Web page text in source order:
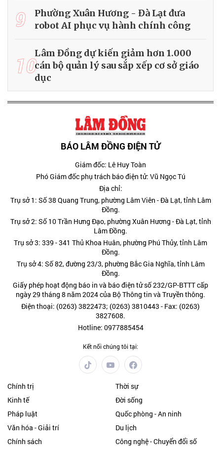
9
Phường Xuân Hương - Đà Lạt đưa
robot AI phục vụ hành chính công
10Lâm Đồng dự kiến giảm hơn 1.000
cán bộ quản lý sau sắp xếp cơ sở giáo
dục
BÁO LÂM ĐỒNG ĐIỆN TỬ
Giám đốc: Lê Huy Toàn
Phó Giám đốc phụ trách báo điện tử: Vũ Ngọc Tú
Địa chỉ:
Trụ sở 1: Số 38 Quang Trung, phường Lâm Viên - Đà Lạt, tỉnh Lâm
Đồng.
Trụ sở 2: Số 10 Trần Hưng Đạo, phường Xuân Hương - Đà Lạt, tỉnh
Lâm Đồng.
Trụ sở 3: 339 - 341 Thủ Khoa Huân, phường Phú Thủy, tỉnh Lâm
Đồng.
Trụ sở 4: Số 82, đường 23/3, phường Bắc Gia Nghĩa, tỉnh Lâm
Đồng.
Giấy phép hoạt động báo in và báo điện tử số 232/GP-BTTT cấp
ngày 29 tháng 8 năm 2024 của Bộ Thông tin và Truyền thông.
Điện thoại: (0263) 3822473; (0263) 3810443 - Fax: (0263)
3827608.
Hotline: 0977885454
Kết nối chúng tôi tại:
Chính trị
Thời sự
Kinh tế
Đời sống
Pháp luật
Quốc phòng - An ninh
Văn hóa - Giải trí
Du lịch
Chính sách
Công nghệ - Chuyển đổi số